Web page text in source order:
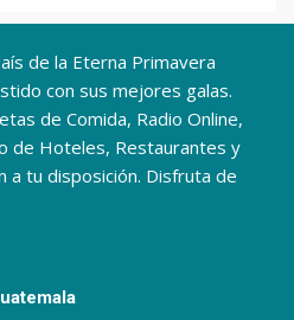
de la Eterna Primavera
con sus mejores galas.
de Comida, Radio Online,
de Hoteles, Restaurantes y
tu disposición. Disfruta de